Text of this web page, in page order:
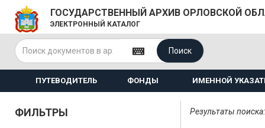
ГОСУДАРСТВЕННЫЙ АРХИВ ОРЛОВСКОЙ
ЭЛЕКТРОННЫЙ КАТАЛОГ
Поиск
ПУТЕВОДИТЕЛЬ ФОНДЫ ИМЕННОЙ
ФИЛЬТРЫ Результаты